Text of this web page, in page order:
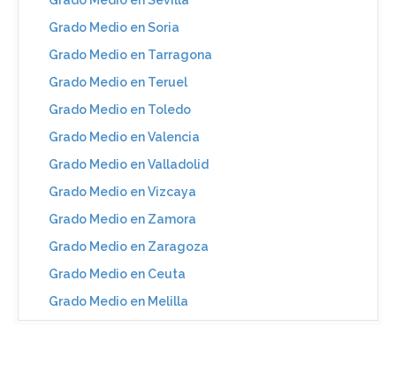
Grado Medio en Soria
Grado Medio en Tarragona
Grado Medio en Teruel
Grado Medio en Toledo
Grado Medio en Valencia
Grado Medio en Valladolid
Grado Medio en Vizcaya
Grado Medio en Zamora
Grado Medio en Zaragoza
Grado Medio en Ceuta
Grado Medio en Melilla